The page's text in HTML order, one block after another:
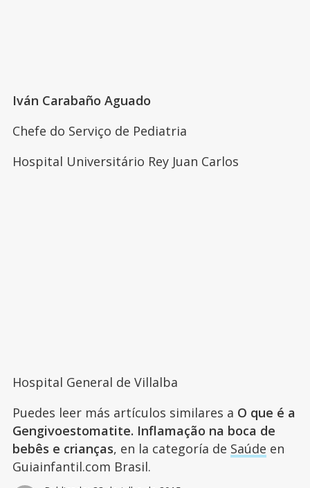
Iván Carabaño Aguado
Chefe do Serviço de Pediatria
Hospital Universitário Rey Juan Carlos
Hospital General de Villalba
Puedes leer más artículos similares a O que é a
Gengivoestomatite. Inflamação na boca de
bebês e crianças, en la categoría de Saúde en
Guiainfantil.com Brasil.